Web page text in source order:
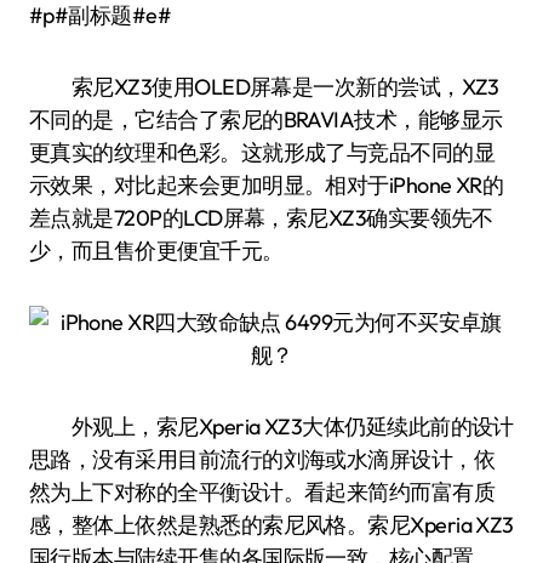
#p#副标题#e#
索尼XZ3使用OLED屏幕是一次新的尝试，XZ3
不同的是，它结合了索尼的BRAVIA技术，能够显示
更真实的纹理和色彩。这就形成了与竞品不同的显
示效果，对比起来会更加明显。相对于iPhone XR的
差点就是720P的LCD屏幕，索尼XZ3确实要领先不
少，而且售价更便宜千元。
外观上，索尼Xperia XZ3大体仍延续此前的设计
思路，没有采用目前流行的刘海或水滴屏设计，依
然为上下对称的全平衡设计。看起来简约而富有质
感，整体上依然是熟悉的索尼风格。索尼Xperia XZ3